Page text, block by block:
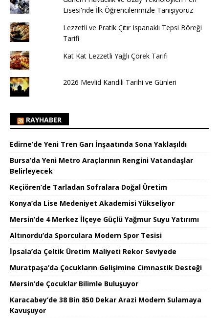
Lisesi'nde İlk Öğrencilerimizle Tanışıyoruz
Lezzetli ve Pratik Çıtır Ispanaklı Tepsi Böreği
Tarifi
Kat Kat Lezzetli Yağlı Çörek Tarifi
2026 Mevlid Kandili Tarihi ve Günleri
RAYHABER
Edirne’de Yeni Tren Garı İnşaatında Sona Yaklaşıldı
Bursa’da Yeni Metro Araçlarının Rengini Vatandaşlar
Belirleyecek
Keçiören’de Tarladan Sofralara Doğal Üretim
Konya’da Lise Medeniyet Akademisi Yükseliyor
Mersin’de 4 Merkez İlçeye Güçlü Yağmur Suyu Yatırımı
Altınordu’da Sporculara Modern Spor Tesisi
İpsala’da Çeltik Üretim Maliyeti Rekor Seviyede
Muratpaşa’da Çocukların Gelişimine Cimnastik Desteği
Mersin’de Çocuklar Bilimle Buluşuyor
Karacabey’de 38 Bin 850 Dekar Arazi Modern Sulamaya
Kavuşuyor